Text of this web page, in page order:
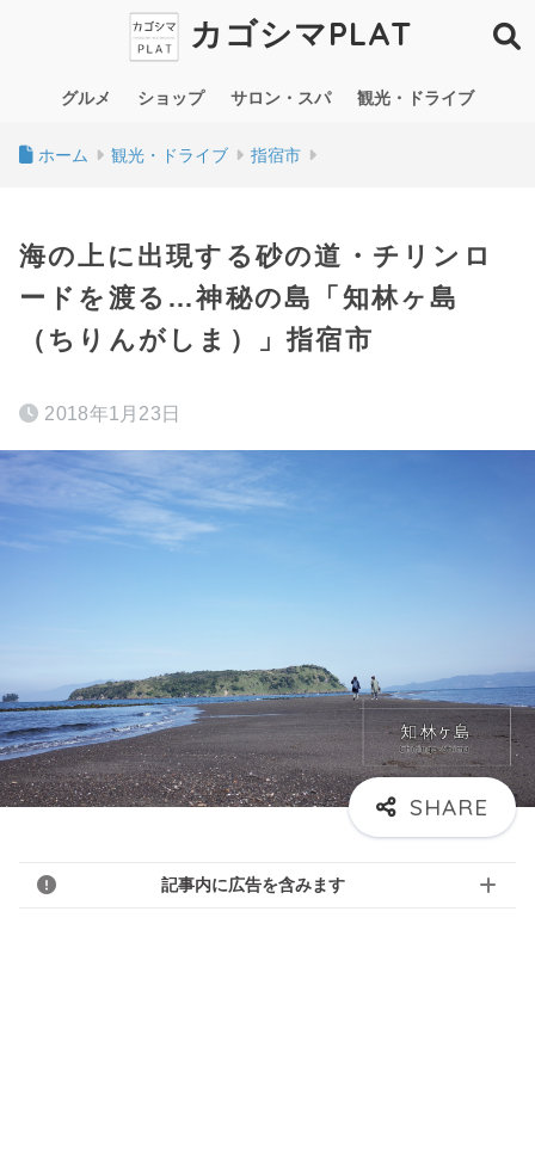
カゴシマPLAT
グルメ ショップ サロン・スパ 観光・ドライブ
ホーム 観光・ドライブ 指宿市
海の上に出現する砂の道・チリンロ
ードを渡る…神秘の島「知林ヶ島
（ちりんがしま）」指宿市
2018年1月23日
記事内に広告を含みます